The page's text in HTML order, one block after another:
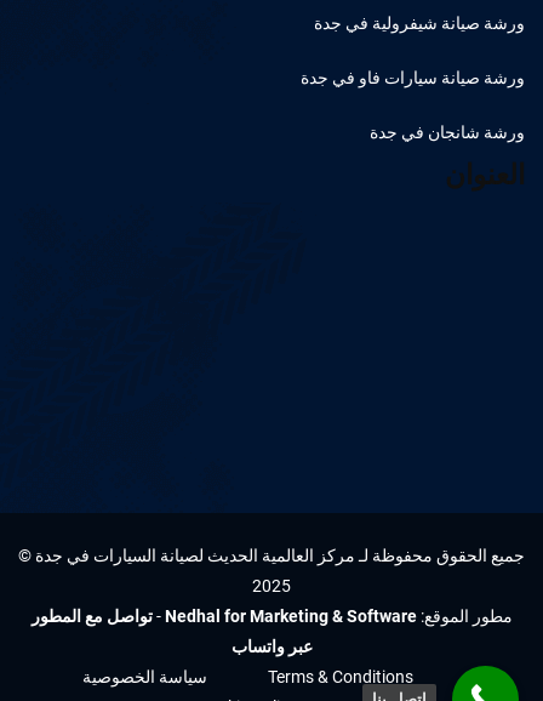
ورشة صيانة شيفرولية في جدة
ورشة صيانة سيارات فاو في جدة
ورشة شانجان في جدة
العنوان
جميع الحقوق محفوظة لـ مركز العالمية الحديث لصيانة السيارات في جدة ©
2025
مطور الموقع:Nedhal for Marketing & Software
-تواصل مع المطور
عبر واتساب
Terms & Conditions
سياسة الخصوصية